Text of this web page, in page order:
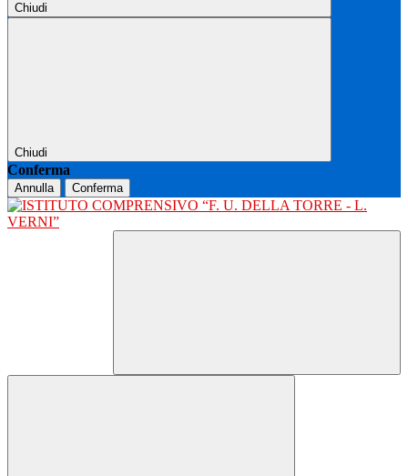
Chiudi
Chiudi
Conferma
Annulla Conferma